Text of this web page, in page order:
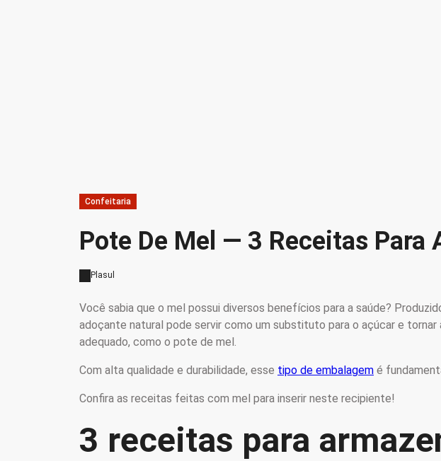
Confeitaria
Pote De Mel — 3 Receitas Para
Plasul
Você sabia que o mel possui diversos benefícios para a saúde?
adoçante natural pode servir como um substituto para o açúcar e
adequado, como o pote de mel.
Com alta qualidade e durabilidade, esse tipo de embalagem é
Confira as receitas feitas com mel para inserir neste recipiente!
3 receitas para